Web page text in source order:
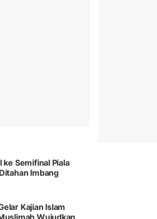
ke Semifinal Piala
Imbang
Kajian Islam